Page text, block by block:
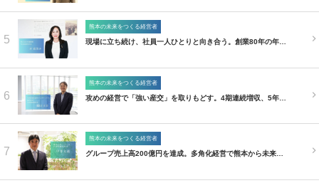
5
熊本の未来をつくる経営者
現場に立ち続け、社員一人ひとりと向き合う。創業80年の年…
6
熊本の未来をつくる経営者
攻めの経営で「強い産交」を取りもどす。4期連続増収、5年…
7
熊本の未来をつくる経営者
グループ売上高200億円を達成。多角化経営で熊本から未来…